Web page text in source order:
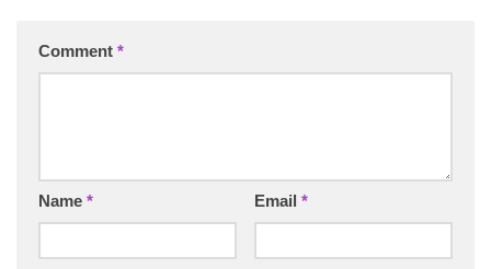
Comment *
Name * Email *